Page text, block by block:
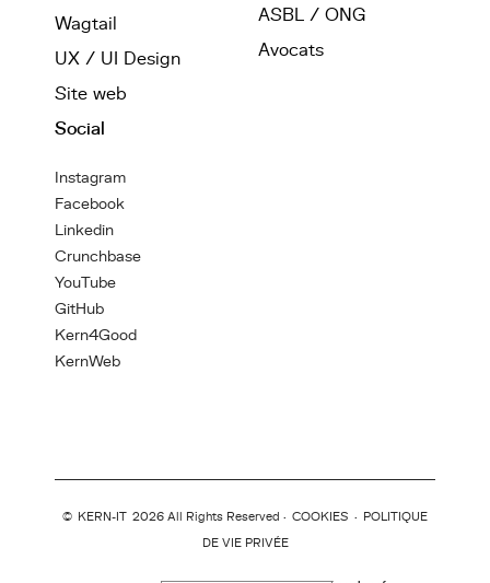
Wagtail
UX / UI Design
Site web
ASBL / ONG
Avocats
Social
Instagram
Facebook
Linkedin
Crunchbase
YouTube
GitHub
Kern4Good
KernWeb
© KERN-IT 2026 All Rights Reserved · COOKIES · POLITIQUE
DE VIE PRIVÉE